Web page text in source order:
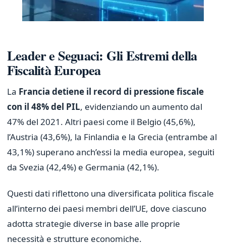
Leader e Seguaci: Gli Estremi della
Fiscalità Europea
La Francia detiene il record di pressione fiscale
con il 48% del PIL, evidenziando un aumento dal
47% del 2021. Altri paesi come il Belgio (45,6%),
l’Austria (43,6%), la Finlandia e la Grecia (entrambe al
43,1%) superano anch’essi la media europea, seguiti
da Svezia (42,4%) e Germania (42,1%).
Questi dati riflettono una diversificata politica fiscale
all’interno dei paesi membri dell’UE, dove ciascuno
adotta strategie diverse in base alle proprie
necessità e strutture economiche.